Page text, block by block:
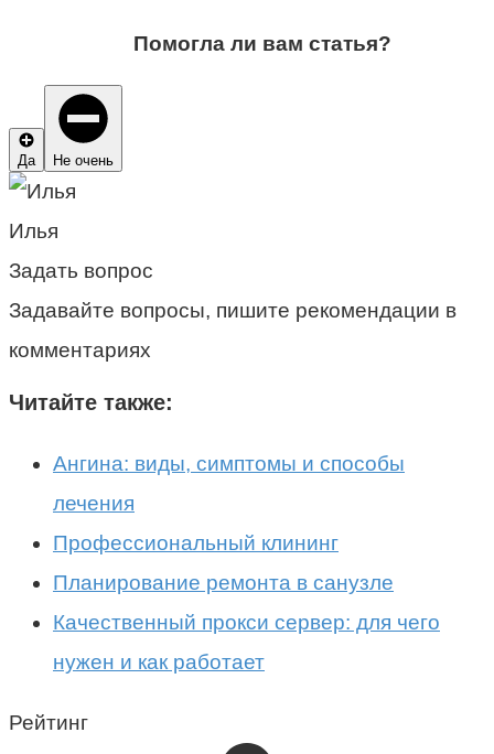
Помогла ли вам статья?
Да Не очень
Илья
Задать вопрос
Задавайте вопросы, пишите рекомендации в
комментариях
Читайте также:
Ангина: виды, симптомы и способы
лечения
Профессиональный клининг
Планирование ремонта в санузле
Качественный прокси сервер: для чего
нужен и как работает
Рейтинг